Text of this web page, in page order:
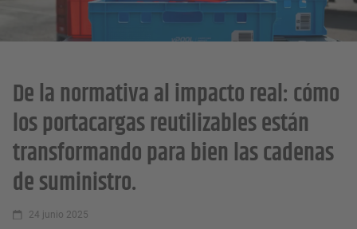
De la normativa al impacto real: cómo
los portacargas reutilizables están
transformando para bien las cadenas
de suministro.
24 junio 2025